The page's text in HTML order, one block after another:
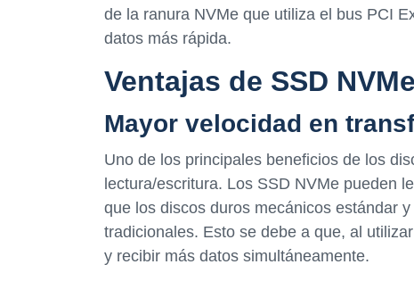
de la ranura NVMe que utiliza el bus PCI
datos más rápida.
Ventajas de SSD NVMe
Mayor velocidad en
Uno de los principales beneficios de los
lectura/escritura. Los SSD NVMe pueden
que los discos duros mecánicos estándar
tradicionales. Esto se debe a que, al
y recibir más datos simultáneamente.